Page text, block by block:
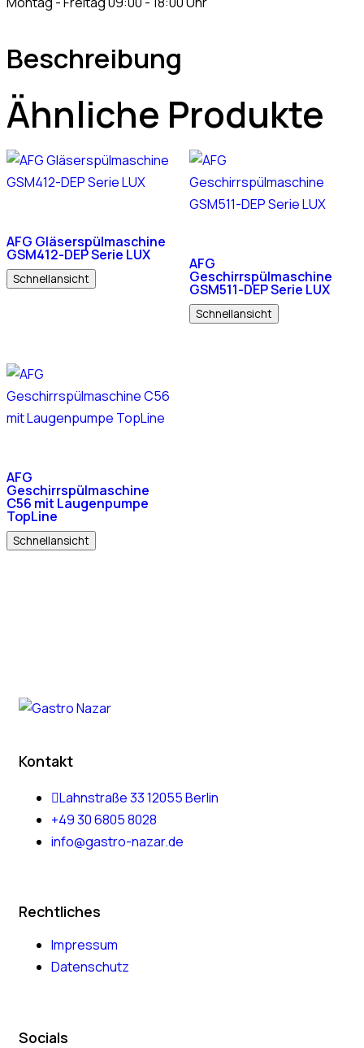
Beschreibung
Ähnliche Produkte
AFG Gläserspülmaschine
GSM412-DEP Serie LUX
Schnellansicht
AFG
Geschirrspülmaschine
GSM511-DEP Serie LUX
Schnellansicht
AFG
Geschirrspülmaschine
C56 mit Laugenpumpe
TopLine
Schnellansicht
Kontakt
Lahnstraße 33 12055 Berlin
+49 30 6805 8028
info@gastro-nazar.de
Rechtliches
Impressum
Datenschutz
Socials